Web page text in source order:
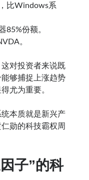
比Windows系
85%份额。
。
对投资者来说既
够捕捉上涨趋势
尤为重要。
本质就是新兴产
勋的科技霸权周
子”的科